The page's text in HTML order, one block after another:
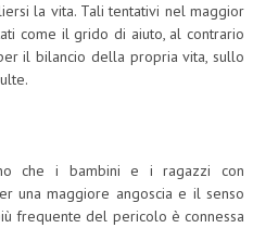
la vita. Tali tentativi nel maggior
come il grido di aiuto, al contrario
il bilancio della propria vita, sullo
che i bambini e i ragazzi con
una maggiore angoscia e il senso
frequente del pericolo è connessa